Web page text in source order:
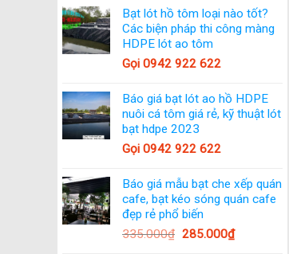
Bạt lót hồ tôm loại nào tốt?
Các biện pháp thi công màng
HDPE lót ao tôm
Gọi 0942 922 622
Báo giá bạt lót ao hồ HDPE
nuôi cá tôm giá rẻ, kỹ thuật lót
bạt hdpe 2023
Gọi 0942 922 622
Báo giá mẫu bạt che xếp quán
cafe, bạt kéo sóng quán cafe
đẹp rẻ phổ biến
335.000₫ 285.000₫